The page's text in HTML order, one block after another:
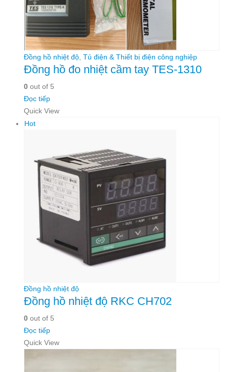
Đồng hồ nhiệt độ Tủ điện & Thiết bị điện công nghiệp
Đồng hồ đo nhiệt cầm tay TES-1310
0 out of 5
Đọc tiếp
Quick View
Hot
Đồng hồ nhiệt độ
Đồng hồ nhiệt độ RKC CH702
0 out of 5
Đọc tiếp
Quick View